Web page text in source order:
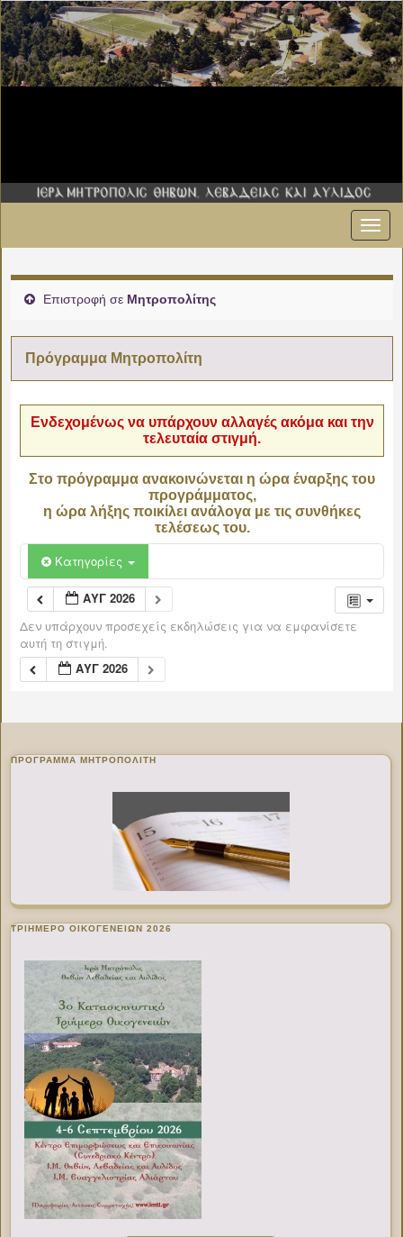
Επιστροφή σε Μητροπολίτης
Πρόγραμμα Μητροπολίτη
Ενδεχομένως να υπάρχουν αλλαγές ακόμα και την
τελευταία στιγμή.
Στο πρόγραμμα ανακοινώνεται η ώρα έναρξης του
προγράμματος,
η ώρα λήξης ποικίλει ανάλογα με τις συνθήκες
τελέσεως του.
Κατηγορίες
ΑΥΓ 2026
Δεν υπάρχουν προσεχείς εκδηλώσεις για να εμφανίσετε
αυτή τη στιγμή.
ΑΥΓ 2026
ΠΡΌΓΡΑΜΜΑ ΜΗΤΡΟΠΟΛΊΤΗ
ΤΡΙΗΜΕΡΟ ΟΙΚΟΓΕΝΕΙΩΝ 2026